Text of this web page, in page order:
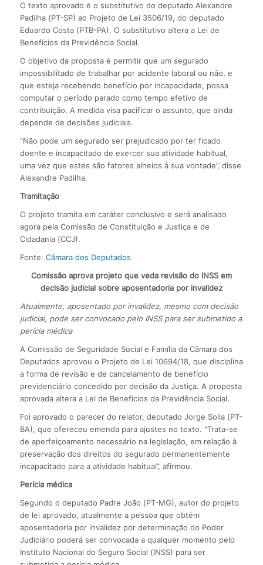
O texto aprovado é o substitutivo do deputado Alexandre
Padilha (PT-SP) ao Projeto de Lei 3506/19, do deputado
Eduardo Costa (PTB-PA). O substitutivo altera a Lei de
Benefícios da Previdência Social.
O objetivo da proposta é permitir que um segurado
impossibilitado de trabalhar por acidente laboral ou não, e
que esteja recebendo benefício por incapacidade, possa
computar o período parado como tempo efetivo de
contribuição. A medida visa pacificar o assunto, que ainda
depende de decisões judiciais.
“Não pode um segurado ser prejudicado por ter ficado
doente e incapacitado de exercer sua atividade habitual,
uma vez que estes são fatores alheios à sua vontade”, disse
Alexandre Padilha.
Tramitação
O projeto tramita em caráter conclusivo e será analisado
agora pela Comissão de Constituição e Justiça e de
Cidadania (CCJ).
Fonte: Câmara dos Deputados
Comissão aprova projeto que veda revisão do INSS em
decisão judicial sobre aposentadoria por invalidez
Atualmente, aposentado por invalidez, mesmo com decisão
judicial, pode ser convocado pelo INSS para ser submetido a
perícia médica
A Comissão de Seguridade Social e Família da Câmara dos
Deputados aprovou o Projeto de Lei 10694/18, que disciplina
a forma de revisão e de cancelamento de benefício
previdenciário concedido por decisão da Justiça. A proposta
aprovada altera a Lei de Benefícios da Previdência Social.
Foi aprovado o parecer do relator, deputado Jorge Solla (PT-
BA), que ofereceu emenda para ajustes no texto. “Trata-se
de aperfeiçoamento necessário na legislação, em relação à
preservação dos direitos do segurado permanentemente
incapacitado para a atividade habitual”, afirmou.
Perícia médica
Segundo o deputado Padre João (PT-MG), autor do projeto
de lei aprovado, atualmente a pessoa que obtém
aposentadoria por invalidez por determinação do Poder
Judiciário poderá ser convocada a qualquer momento pelo
Instituto Nacional do Seguro Social (INSS) para ser